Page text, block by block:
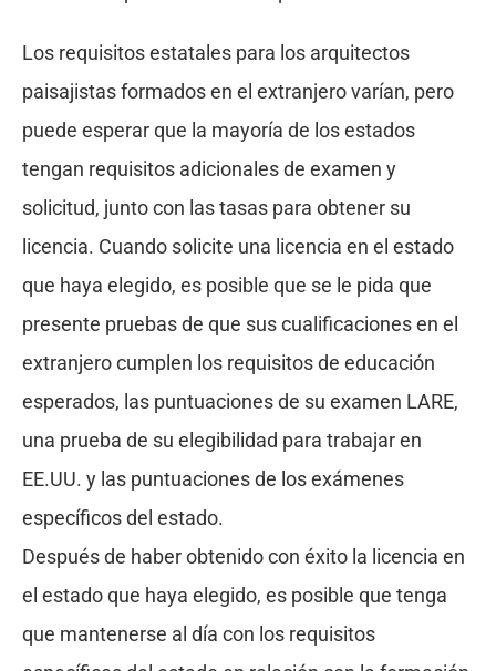
Los requisitos estatales para los arquitectos
paisajistas formados en el extranjero varían, pero
puede esperar que la mayoría de los estados
tengan requisitos adicionales de examen y
solicitud, junto con las tasas para obtener su
licencia. Cuando solicite una licencia en el estado
que haya elegido, es posible que se le pida que
presente pruebas de que sus cualificaciones en el
extranjero cumplen los requisitos de educación
esperados, las puntuaciones de su examen LARE,
una prueba de su elegibilidad para trabajar en
EE.UU. y las puntuaciones de los exámenes
específicos del estado.
Después de haber obtenido con éxito la licencia en
el estado que haya elegido, es posible que tenga
que mantenerse al día con los requisitos